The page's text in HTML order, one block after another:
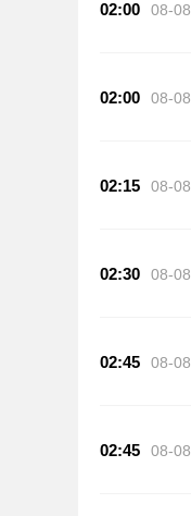
02:00 08-08
02:00 08-08
02:15 08-08
02:30 08-08
02:45 08-08
02:45 08-08